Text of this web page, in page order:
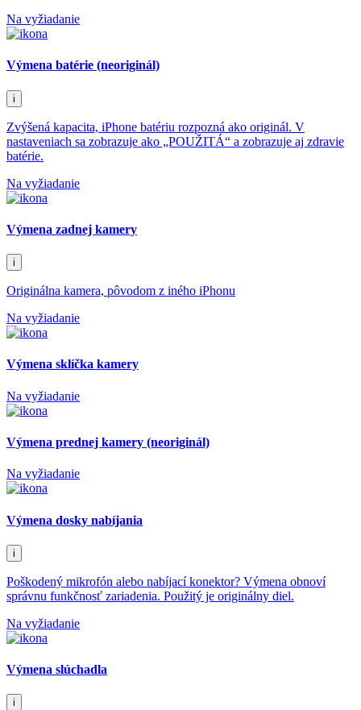
Na vyžiadanie
Výmena batérie (neoriginál)
i
Zvýšená kapacita, iPhone batériu rozpozná ako originál. V
nastaveniach sa zobrazuje ako „POUŽITÁ“ a zobrazuje aj zdravie
batérie.
Na vyžiadanie
Výmena zadnej kamery
i
Originálna kamera, pôvodom z iného iPhonu
Na vyžiadanie
Výmena sklíčka kamery
Na vyžiadanie
Výmena prednej kamery (neoriginál)
Na vyžiadanie
Výmena dosky nabíjania
i
Poškodený mikrofón alebo nabíjací konektor? Výmena obnoví
správnu funkčnosť zariadenia. Použitý je originálny diel.
Na vyžiadanie
Výmena slúchadla
i